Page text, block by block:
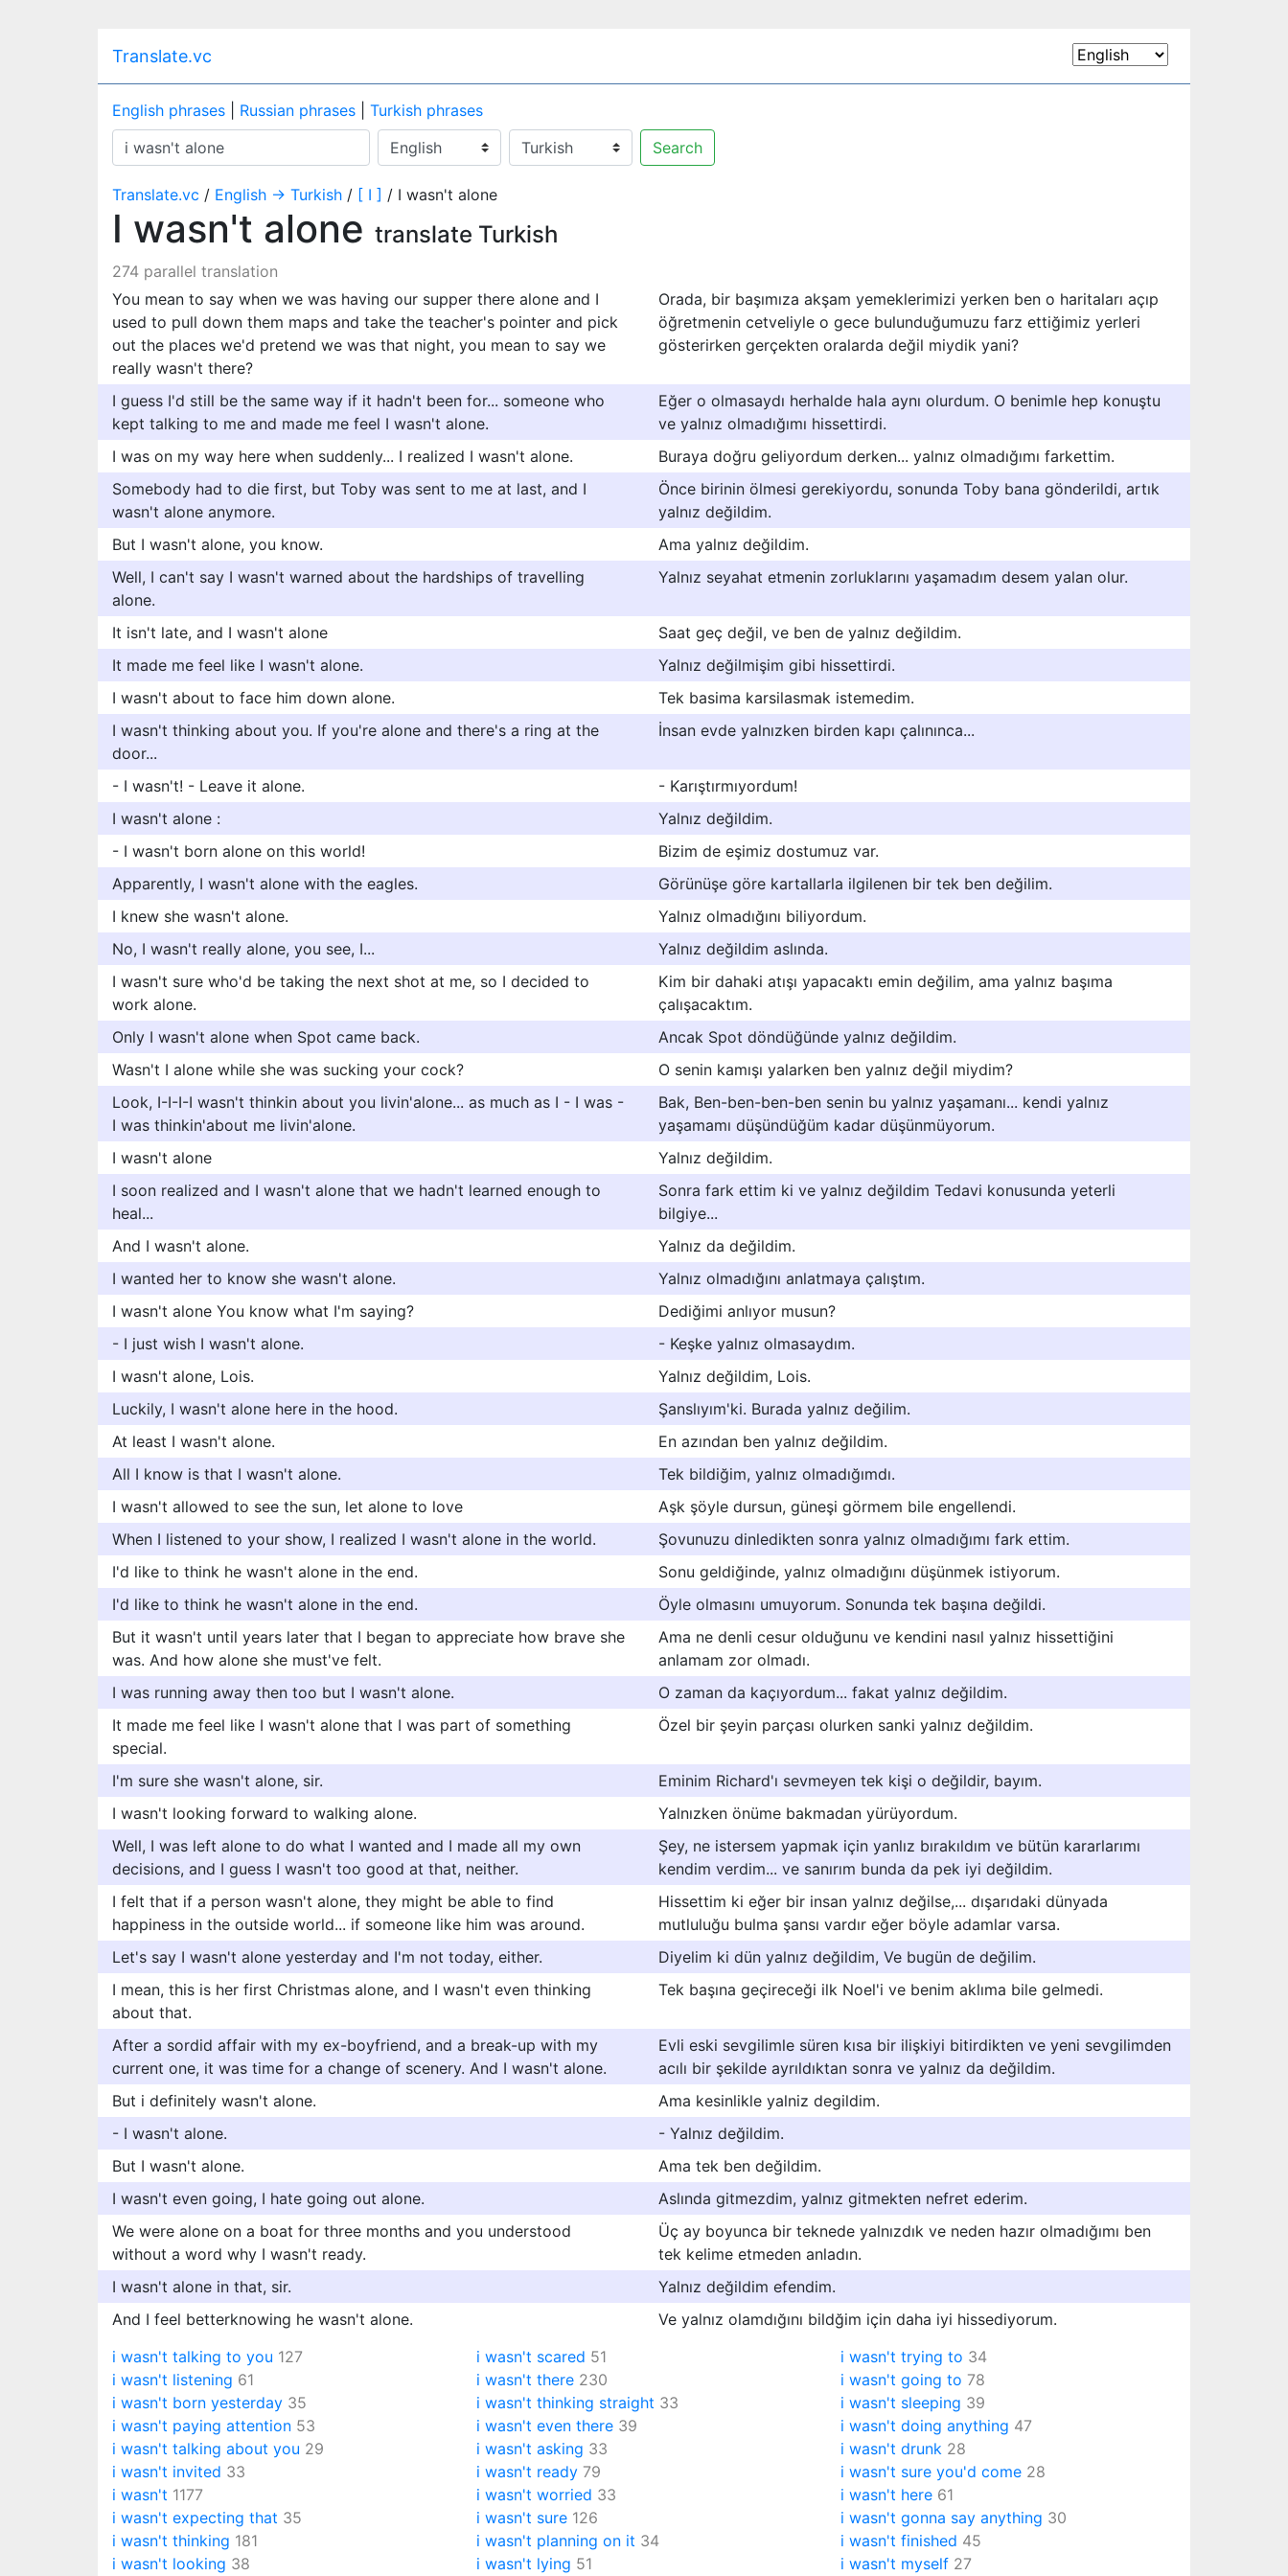
Translate.vc
English phrases Russian phrases
Turkish phrases
Search
Translate.vc / English → Turkish / [ I ] / I wasn't alone
I wasn't alone translate Turkish
274 parallel translation
You mean to say when we was having our supper there alone and I
used to pull down them maps and take the teacher's pointer and pick
out the places we'd pretend we was that night, you mean to say we
really wasn't there?
Orada, bir başımıza akşam yemeklerimizi yerken ben o haritaları açıp
öğretmenin cetveliyle o gece bulunduğumuzu farz ettiğimiz yerleri
gösterirken gerçekten oralarda değil miydik yani?
I guess I'd still be the same way if it hadn't been for... someone who
kept talking to me and made me feel I wasn't alone.
Eğer o olmasaydı herhalde hala aynı olurdum. O benimle hep konuştu
ve yalnız olmadığımı hissettirdi.
I was on my way here when suddenly... I realized I wasn't alone.
Buraya doğru geliyordum derken... yalnız olmadığımı farkettim.
Somebody had to die first, but Toby was sent to me at last, and I
wasn't alone anymore.
Önce birinin ölmesi gerekiyordu, sonunda Toby bana gönderildi, artık
yalnız değildim.
But I wasn't alone, you know.
Ama yalnız değildim.
Well, I can't say I wasn't warned about the hardships of travelling
alone.
Yalnız seyahat etmenin zorluklarını yaşamadım desem yalan olur.
It isn't late, and I wasn't alone
Saat geç değil, ve ben de yalnız değildim.
It made me feel like I wasn't alone.
Yalnız değilmişim gibi hissettirdi.
I wasn't about to face him down alone.
Tek basima karsilasmak istemedim.
I wasn't thinking about you. If you're alone and there's a ring at the
door...
İnsan evde yalnızken birden kapı çalınınca...
- I wasn't! - Leave it alone.
- Karıştırmıyordum!
I wasn't alone :
Yalnız değildim.
- I wasn't born alone on this world!
Bizim de eşimiz dostumuz var.
Apparently, I wasn't alone with the eagles.
Görünüşe göre kartallarla ilgilenen bir tek ben değilim.
I knew she wasn't alone.
Yalnız olmadığını biliyordum.
No, I wasn't really alone, you see, I...
Yalnız değildim aslında.
I wasn't sure who'd be taking the next shot at me, so I decided to
work alone.
Kim bir dahaki atışı yapacaktı emin değilim, ama yalnız başıma
çalışacaktım.
Only I wasn't alone when Spot came back.
Ancak Spot döndüğünde yalnız değildim.
Wasn't I alone while she was sucking your cock?
O senin kamışı yalarken ben yalnız değil miydim?
Look, I-I-I-I wasn't thinkin about you livin'alone... as much as I - I was -
I was thinkin'about me livin'alone.
Bak, Ben-ben-ben-ben senin bu yalnız yaşamanı... kendi yalnız
yaşamamı düşündüğüm kadar düşünmüyorum.
I wasn't alone
Yalnız değildim.
I soon realized and I wasn't alone that we hadn't learned enough to
heal...
Sonra fark ettim ki ve yalnız değildim Tedavi konusunda yeterli
bilgiye...
And I wasn't alone.
Yalnız da değildim.
I wanted her to know she wasn't alone.
Yalnız olmadığını anlatmaya çalıştım.
I wasn't alone You know what I'm saying?
Dediğimi anlıyor musun?
- I just wish I wasn't alone.
- Keşke yalnız olmasaydım.
I wasn't alone, Lois.
Yalnız değildim, Lois.
Luckily, I wasn't alone here in the hood.
Şanslıyım'ki. Burada yalnız değilim.
At least I wasn't alone.
En azından ben yalnız değildim.
All I know is that I wasn't alone.
Tek bildiğim, yalnız olmadığımdı.
I wasn't allowed to see the sun, let alone to love
Aşk şöyle dursun, güneşi görmem bile engellendi.
When I listened to your show, I realized I wasn't alone in the world.
Şovunuzu dinledikten sonra yalnız olmadığımı fark ettim.
I'd like to think he wasn't alone in the end.
Sonu geldiğinde, yalnız olmadığını düşünmek istiyorum.
I'd like to think he wasn't alone in the end.
Öyle olmasını umuyorum. Sonunda tek başına değildi.
But it wasn't until years later that I began to appreciate how brave she
was. And how alone she must've felt.
Ama ne denli cesur olduğunu ve kendini nasıl yalnız hissettiğini
anlamam zor olmadı.
I was running away then too but I wasn't alone.
O zaman da kaçıyordum... fakat yalnız değildim.
It made me feel like I wasn't alone that I was part of something
special.
Özel bir şeyin parçası olurken sanki yalnız değildim.
I'm sure she wasn't alone, sir.
Eminim Richard'ı sevmeyen tek kişi o değildir, bayım.
I wasn't looking forward to walking alone.
Yalnızken önüme bakmadan yürüyordum.
Well, I was left alone to do what I wanted and I made all my own
decisions, and I guess I wasn't too good at that, neither.
Şey, ne istersem yapmak için yanlız bırakıldım ve bütün kararlarımı
kendim verdim... ve sanırım bunda da pek iyi değildim.
I felt that if a person wasn't alone, they might be able to find
happiness in the outside world... if someone like him was around.
Hissettim ki eğer bir insan yalnız değilse,... dışarıdaki dünyada
mutluluğu bulma şansı vardır eğer böyle adamlar varsa.
Let's say I wasn't alone yesterday and I'm not today, either.
Diyelim ki dün yalnız değildim, Ve bugün de değilim.
I mean, this is her first Christmas alone, and I wasn't even thinking
about that.
Tek başına geçireceği ilk Noel'i ve benim aklıma bile gelmedi.
After a sordid affair with my ex-boyfriend, and a break-up with my
current one, it was time for a change of scenery. And I wasn't alone.
Evli eski sevgilimle süren kısa bir ilişkiyi bitirdikten ve yeni sevgilimden
acılı bir şekilde ayrıldıktan sonra ve yalnız da değildim.
But i definitely wasn't alone.
Ama kesinlikle yalniz degildim.
- I wasn't alone.
- Yalnız değildim.
But I wasn't alone.
Ama tek ben değildim.
I wasn't even going, I hate going out alone.
Aslında gitmezdim, yalnız gitmekten nefret ederim.
We were alone on a boat for three months and you understood
without a word why I wasn't ready.
Üç ay boyunca bir teknede yalnızdık ve neden hazır olmadığımı ben
tek kelime etmeden anladın.
I wasn't alone in that, sir.
Yalnız değildim efendim.
And I feel betterknowing he wasn't alone.
Ve yalnız olamdığını bildğim için daha iyi hissediyorum.
i wasn't talking to you 127
i wasn't listening 61
i wasn't born yesterday 35
i wasn't paying attention 53
i wasn't talking about you 29
i wasn't invited 33
i wasn't 1177
i wasn't expecting that 35
i wasn't thinking 181
i wasn't looking 38
i wasn't scared 51
i wasn't there 230
i wasn't thinking straight 33
i wasn't even there 39
i wasn't asking 33
i wasn't ready 79
i wasn't worried 33
i wasn't sure 126
i wasn't planning on it 34
i wasn't lying 51
i wasn't trying to 34
i wasn't going to 78
i wasn't sleeping 39
i wasn't doing anything 47
i wasn't drunk 28
i wasn't sure you'd come 28
i wasn't here 61
i wasn't gonna say anything 30
i wasn't finished 45
i wasn't myself 27